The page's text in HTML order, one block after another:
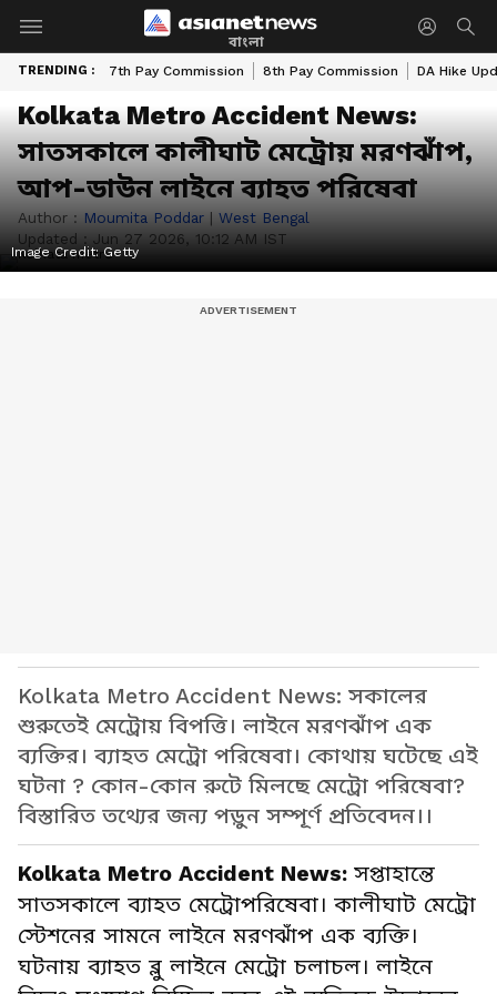
বাংলা
TRENDING : 7th Pay Commission 8th Pay Commission DA Hike
Kolkata Metro Accident News:
সাতসকালে কালীঘাট মেট্রোয় মরণঝাঁপ,
আপ-ডাউন লাইনে ব্যাহত পরিষেবা
Author : Moumita Poddar | West Bengal
Updated : Jun 27 2026, 10:12 AM IST
Image Credit:Getty
Kolkata Metro Accident News: সকালের
শুরুতেই মেট্রোয় বিপত্তি। লাইনে মরণঝাঁপ এক
ব্যক্তির। ব্যাহত মেট্রো পরিষেবা। কোথায় ঘটেছে এই
ঘটনা ? কোন-কোন রুটে মিলছে মেট্রো পরিষেবা?
বিস্তারিত তথ্যের জন্য পড়ুন সম্পূর্ণ প্রতিবেদন।।
Kolkata Metro Accident News: সপ্তাহান্তে
সাতসকালে ব্যাহত মেট্রোপরিষেবা। কালীঘাট মেট্রো
স্টেশনের সামনে লাইনে মরণঝাঁপ এক ব্যক্তি।
ঘটনায় ব্যাহত ব্লু লাইনে মেট্রো চলাচল। লাইনে